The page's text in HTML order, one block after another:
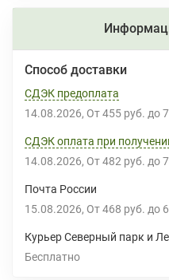
Способ доставки
СДЭК предоплата
14.08.2026 От 455 руб. до
СДЭК оплата при
14.08.2026 От 482 руб. до
Почта России
15.08.2026 От 468 руб. до
Курьер Северный парк и
Бесплатно